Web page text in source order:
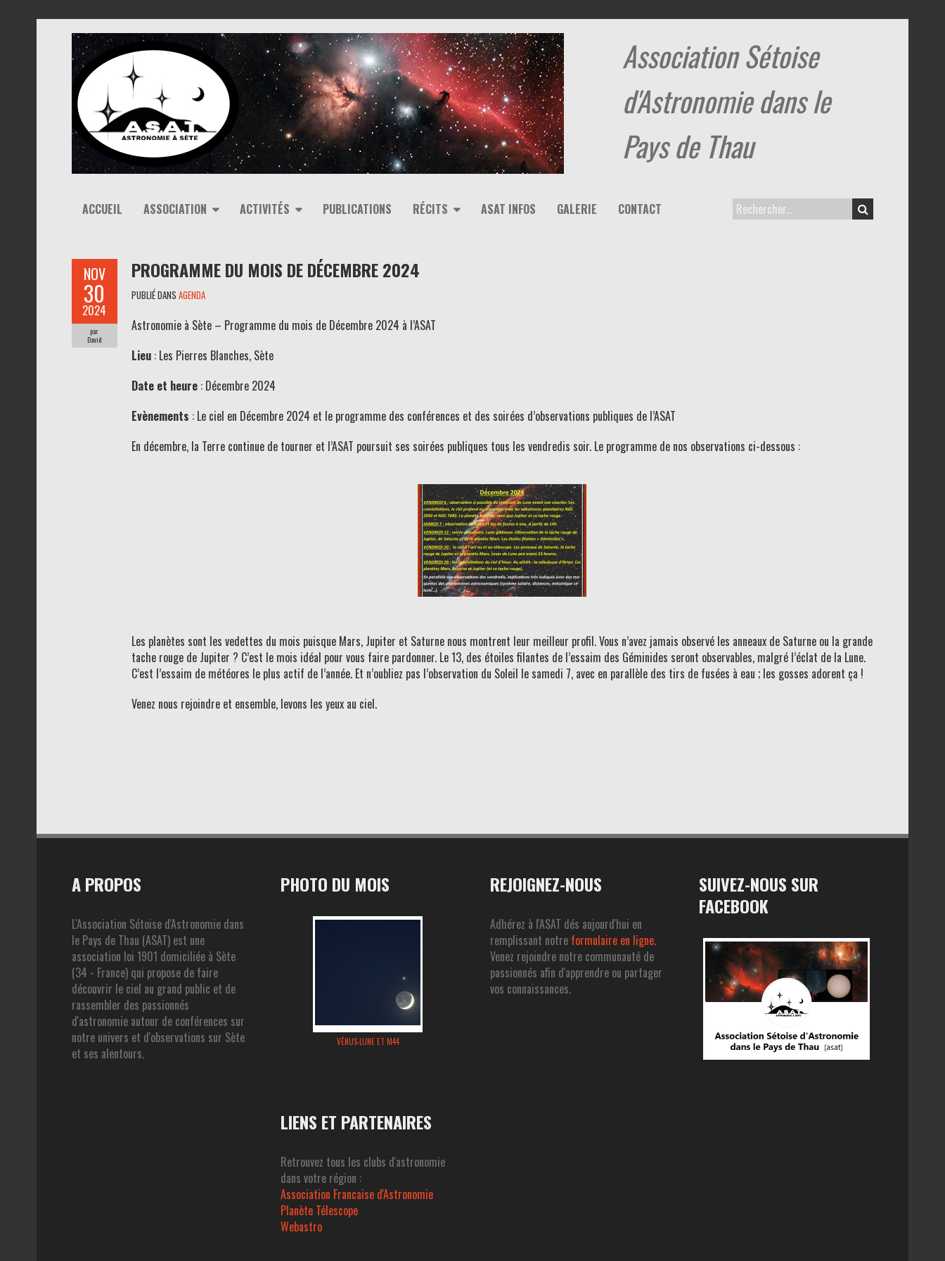
Association Sétoise
d'Astronomie dans le
Pays de Thau
ACCUEIL ASSOCIATION ACTIVITÉS PUBLICATIONS RÉCITS ASAT INFOS GALERIE CONTACT
NOV
30
2024
par
David
PROGRAMME DU MOIS DE DÉCEMBRE 2024
PUBLIÉ DANS AGENDA
Astronomie à Sète – Programme du mois de Décembre 2024 à l’ASAT
Lieu : Les Pierres Blanches, Sète
Date et heure: Décembre 2024
Evènements : Le ciel en Décembre 2024 et le programme des conférences et des soirées d’observations publiques de l’ASAT
En décembre, la Terre continue de tourner et l’ASAT poursuit ses soirées publiques tous les vendredis soir. Le programme de nos observations ci-dessous :
Les planètes sont les vedettes du mois puisque Mars, Jupiter et Saturne nous montrent leur meilleur profil. Vous n’avez jamais observé les anneaux de Saturne ou la grande
tache rouge de Jupiter ? C’est le mois idéal pour vous faire pardonner. Le 13, des étoiles filantes de l’essaim des Géminides seront observables, malgré l’éclat de la Lune.
C’est l’essaim de météores le plus actif de l’année. Et n’oubliez pas l’observation du Soleil le samedi 7, avec en parallèle des tirs de fusées à eau ; les gosses adorent ça !
Venez nous rejoindre et ensemble, levons les yeux au ciel.
A PROPOS
L'Association Sétoise d'Astronomie dans
le Pays de Thau (ASAT) est une
association loi 1901 domiciliée à Sète
(34 - France) qui propose de faire
découvrir le ciel au grand public et de
rassembler des passionnés
d'astronomie autour de conférences sur
notre univers et d'observations sur Sète
et ses alentours.
PHOTO DU MOIS
VÉNUS-LUNE ET M44
REJOIGNEZ-NOUS
Adhérez à l'ASAT dés aujourd'hui en
remplissant notre formulaire en ligne.
Venez rejoindre notre communauté de
passionnés afin d'apprendre ou partager
vos connaissances.
SUIVEZ-NOUS SUR
FACEBOOK
LIENS ET PARTENAIRES
Retrouvez tous les clubs d'astronomie
dans votre région :
Association Francaise d'Astronomie
Planète Télescope
Webastro